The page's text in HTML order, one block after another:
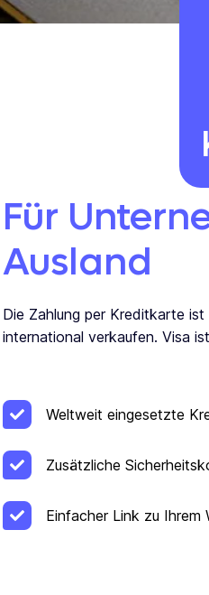
Für
Ausland
Die Zahlung per Kreditkarte
international verkaufen. Visa
Weltweit eingesetzte
Zusätzliche
Einfacher Link zu Ihrem